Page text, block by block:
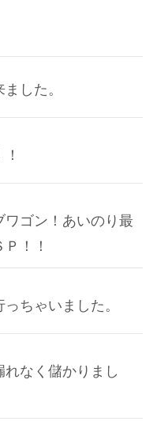
した。
ワゴン！あいのり最
Ｐ！！
ちゃいました。
れなく儲かりまし